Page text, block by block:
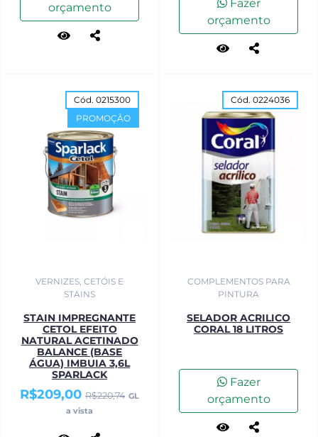
orçamento
Fazer
orçamento
Cód. 0215300
PROMOÇÃO
VERNIZES, CETÓIS E
STAINS
STAIN IMPREGNANTE
CETOL EFEITO
NATURAL ACETINADO
BALANCE (BASE
ÁGUA) IMBUIA 3,6L
SPARLACK
R$209,00 R$220,74 GL
a vista
Cód. 0224036
COMPLEMENTOS PARA
PINTURA
SELADOR ACRILICO
CORAL 18 LITROS
Fazer
orçamento